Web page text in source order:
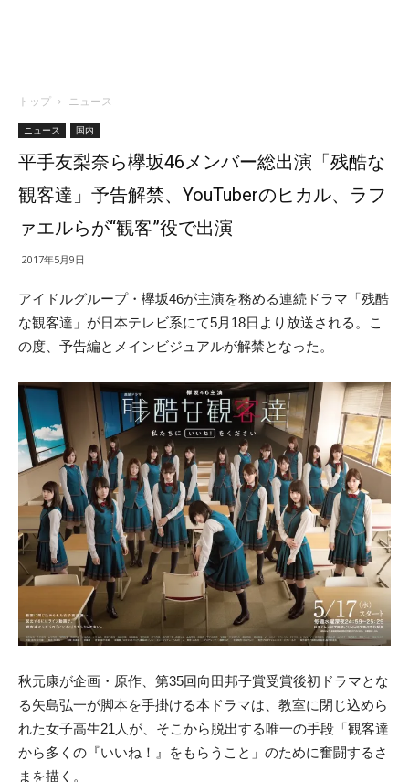
トップ ニュース
ニュース 国内
平手友梨奈ら欅坂46メンバー総出演「残酷な
観客達」予告解禁、YouTuberのヒカル、ラフ
ァエルらが“観客”役で出演
2017年5月9日
アイドルグループ・欅坂46が主演を務める連続ドラマ「残酷
な観客達」が日本テレビ系にて5月18日より放送される。こ
の度、予告編とメインビジュアルが解禁となった。
秋元康が企画・原作、第35回向田邦子賞受賞後初ドラマとな
る矢島弘一が脚本を手掛ける本ドラマは、教室に閉じ込めら
れた女子高生21人が、そこから脱出する唯一の手段「観客達
から多くの『いいね！』をもらうこと」のために奮闘するさ
まを描く。